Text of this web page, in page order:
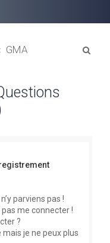
GMA
parviens pas !
me connecter !
?
je ne peux plus